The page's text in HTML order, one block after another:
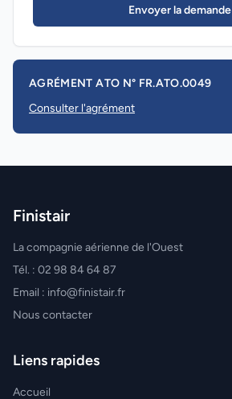
Envoyer la demande
AGRÉMENT ATO N° FR.ATO.0049
Consulter l'agrément
Finistair
La compagnie aérienne de l'Ouest
Tél. : 02 98 84 64 87
Email : info@finistair.fr
Nous contacter
Liens rapides
Accueil